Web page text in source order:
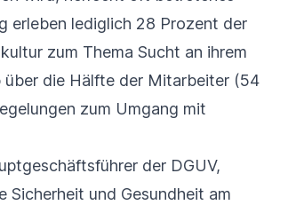
erleben lediglich 28 Prozent der
zum Thema Sucht an ihrem
die Hälfte der Mitarbeiter (54
zum Umgang mit
der DGUV,
und Gesundheit am